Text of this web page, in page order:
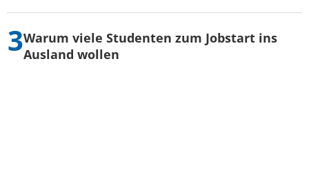
Warum viele Studenten zum Jobstart ins
Ausland wollen